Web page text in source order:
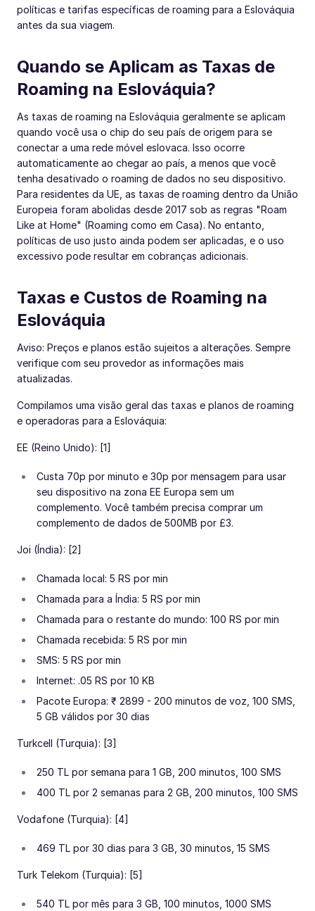
políticas e tarifas específicas de roaming para a Eslováquia
antes da sua viagem.
Quando se Aplicam as Taxas de
Roaming na Eslováquia?
As taxas de roaming na Eslováquia geralmente se aplicam
quando você usa o chip do seu país de origem para se
conectar a uma rede móvel eslovaca. Isso ocorre
automaticamente ao chegar ao país, a menos que você
tenha desativado o roaming de dados no seu dispositivo.
Para residentes da UE, as taxas de roaming dentro da União
Europeia foram abolidas desde 2017 sob as regras "Roam
Like at Home" (Roaming como em Casa). No entanto,
políticas de uso justo ainda podem ser aplicadas, e o uso
excessivo pode resultar em cobranças adicionais.
Taxas e Custos de Roaming na
Eslováquia
Aviso: Preços e planos estão sujeitos a alterações. Sempre
verifique com seu provedor as informações mais
atualizadas.
Compilamos uma visão geral das taxas e planos de roaming
e operadoras para a Eslováquia:
EE (Reino Unido): [1]
Custa 70p por minuto e 30p por mensagem para usar
seu dispositivo na zona EE Europa sem um
complemento. Você também precisa comprar um
complemento de dados de 500MB por £3.
Joi (Índia): [2]
Chamada local: 5 RS por min
Chamada para a Índia: 5 RS por min
Chamada para o restante do mundo: 100 RS por min
Chamada recebida: 5 RS por min
SMS: 5 RS por min
Internet: .05 RS por 10 KB
Pacote Europa: ₹ 2899 - 200 minutos de voz, 100 SMS,
5 GB válidos por 30 dias
Turkcell (Turquia): [3]
250 TL por semana para 1 GB, 200 minutos, 100 SMS
400 TL por 2 semanas para 2 GB, 200 minutos, 100 SMS
Vodafone (Turquia): [4]
469 TL por 30 dias para 3 GB, 30 minutos, 15 SMS
Turk Telekom (Turquia): [5]
540 TL por mês para 3 GB, 100 minutos, 1000 SMS